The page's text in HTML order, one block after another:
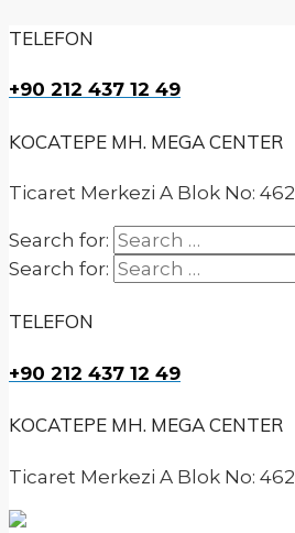
TELEFON
+90 212 437 12 49
KOCATEPE MH. MEGA CENTER
Ticaret Merkezi A Blok No: 462
Search for:
Search for:
TELEFON
+90 212 437 12 49
KOCATEPE MH. MEGA CENTER
Ticaret Merkezi A Blok No: 462